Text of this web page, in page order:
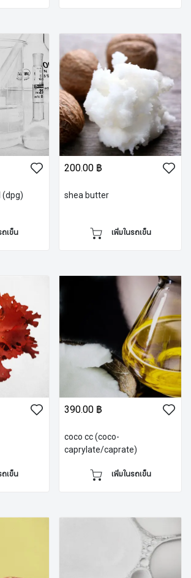
(dpg)
ถเข็น
200.00 ฿
shea butter
เพิ่มในรถเข็น
ถเข็น
390.00 ฿
coco cc (coco-
caprylate/caprate)
เพิ่มในรถเข็น